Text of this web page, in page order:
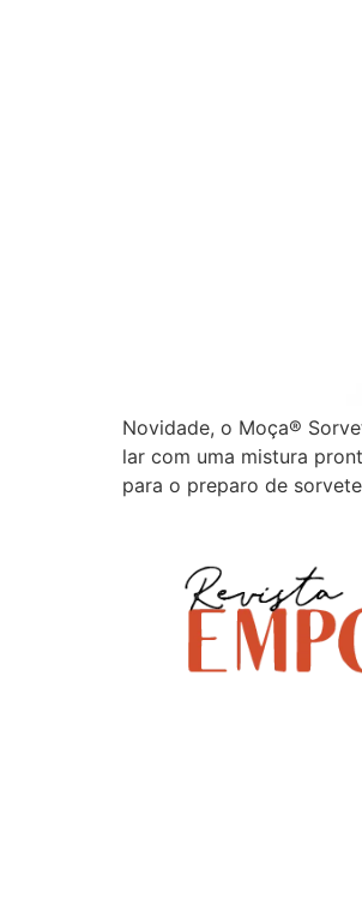
Novidade, o Moça®
lar com uma mistura
para o preparo de